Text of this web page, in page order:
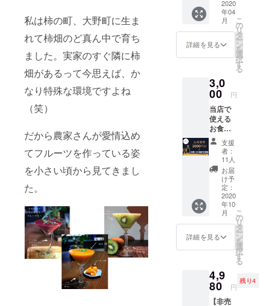
私は柿の町、大野町に生ま
れて柿畑のど真ん中で育ち
ました。実家のすぐ隣に柿
畑があるって今思えば、か
なり特殊な環境ですよね
（笑）
だから農家さんが愛情込め
てフルーツを作っている姿
を小さい頃から見てきまし
た。
る飲食店に
挑戦！
い！」
そんな
尊いア
ナタの
ご支援
はこち
お願い
しま
す。ク
ラウド
ファン
ディン
グ終了
後、真
心を込
めてお
礼の
メール
をさせ
ていた
だきま
す。
2020
年04
月
詳細を見る
こ
の
リ
タ
ー
ン
を
選
択
す
る
3,0
00 円
当店で
使える
お食事
券3000
円分
（500円
×6枚）
を当店
にて手
渡し+店
内の黒
板ボー
ドにお
名前
（ハン
ドル
ム・会
社名
可）を
掲載い
支援
者：
11人
お届
け予
定：
2020
年10
月
詳細を見る
こ
の
リ
タ
ー
ン
を
選
択
す
る
4,9
80 円
残り4
【非売